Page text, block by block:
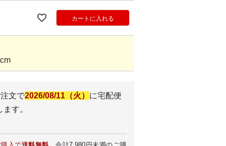
カートに入れる
文で2026/08/11（火） に宅配便
す。